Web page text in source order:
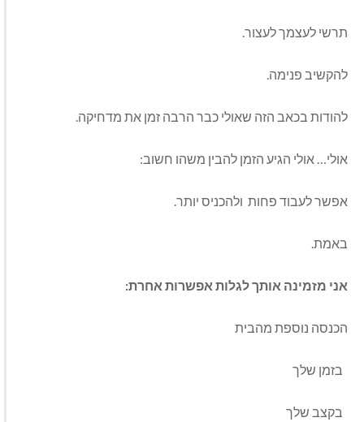
תרשי לעצמך לעצור.
להקשיב פנימה.
להודות בכאב הזה שאולי כבר הרבה זמן את מדחיקה.
אולי… אולי הגיע הזמן להבין משהו חשוב:
אפשר לעבוד פחות ולהכניס יותר.
באמת.
אני מזמינה אותך לגלות אפשרות אחרת:
הכנסה נוספת מהבית
בזמן שלך
בקצב שלך